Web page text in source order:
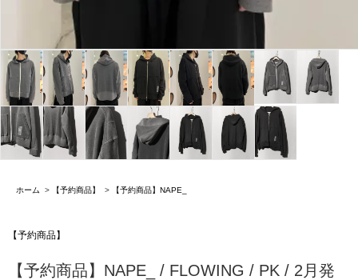
ホーム > 【予約商品】 > 【予約商品】NAPE_
【予約商品】
【予約商品】NAPE_ / FLOWING / PK / 2月発